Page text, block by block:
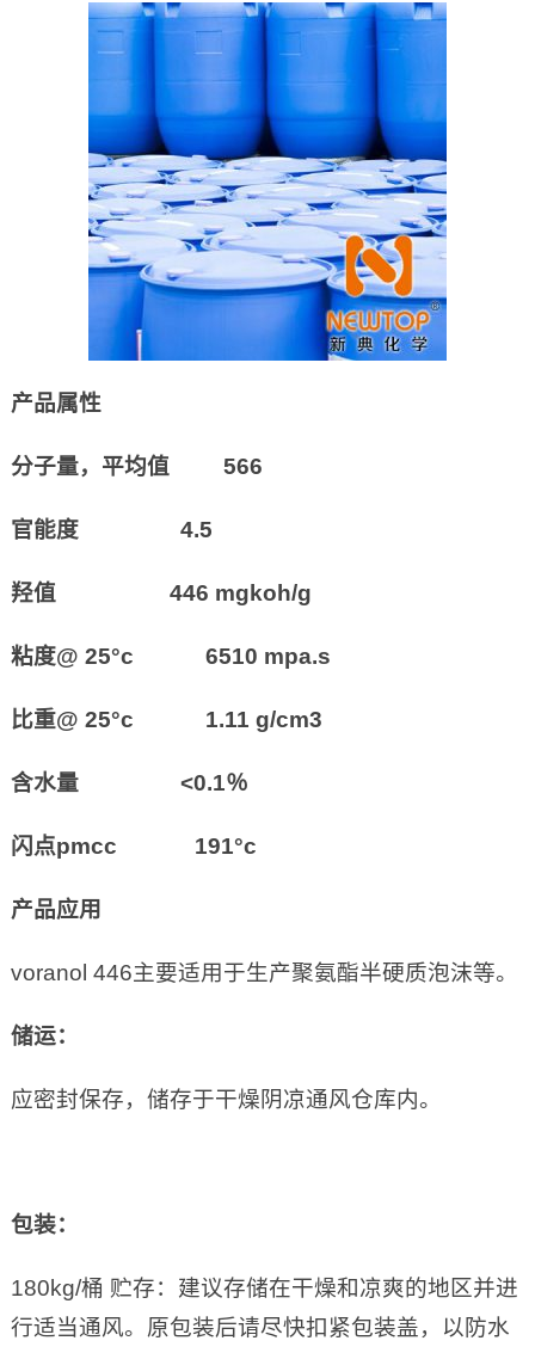
产品属性
分子量，平均值 566
官能度 4.5
羟值 446 mgkoh/g
粘度@ 25°c 6510 mpa.s
比重@ 25°c 1.11 g/cm3
含水量 <0.1％
闪点pmcc 191°c
产品应用
voranol 446主要适用于生产聚氨酯半硬质泡沫等。
储运：
应密封保存，储存于干燥阴凉通风仓库内。
包装：
180kg/桶 贮存：建议存储在干燥和凉爽的地区并进
行适当通风。原包装后请尽快扣紧包装盖，以防水